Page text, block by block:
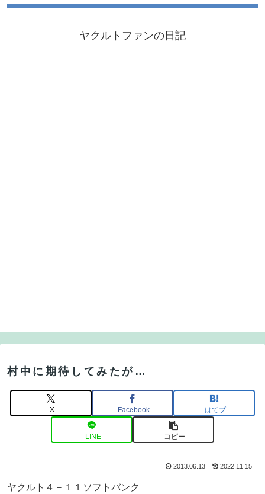
ヤクルトファンの日記
村中に期待してみたが…
X Facebook はてブ
LINE コピー
2013.06.13 2022.11.15
ヤクルト４－１１ソフトバンク